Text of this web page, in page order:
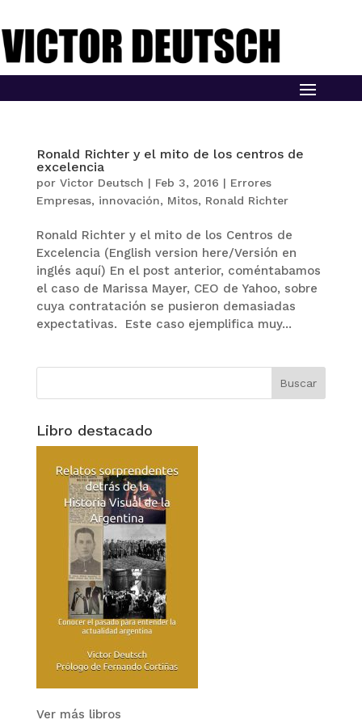
Ronald Richter y el mito de los centros de
excelencia
por Victor Deutsch | Feb 3, 2016 | Errores
Empresas, innovación, Mitos, Ronald Richter
Ronald Richter y el mito de los Centros de
Excelencia (English version here/Versión en
inglés aquí) En el post anterior, coméntabamos
el caso de Marissa Mayer, CEO de Yahoo, sobre
cuya contratación se pusieron demasiadas
expectativas. Este caso ejemplifica muy...
Libro destacado
Ver más libros